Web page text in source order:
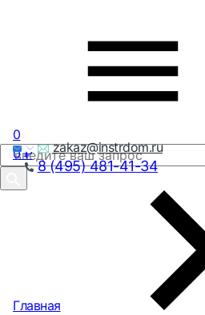
zakaz@instrdom.ru
8 (495) 481-41-34
0
0₽
Главная